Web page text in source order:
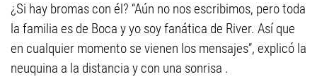
¿Si hay bromas con él? “Aún no nos escribimos, pero toda
la familia es de Boca y yo soy fanática de River. Así que
en cualquier momento se vienen los mensajes”, explicó la
neuquina a la distancia y con una sonrisa .